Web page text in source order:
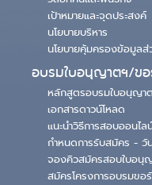
เป้าหมายและจุดประสงค์
นโยบายบริหาร
นโยบายคุ้มครองข้อมูล
อบรมใบอนุญาตฯ/ข
หลักสูตรอบรมใบอนุญาต
เอกสารดาวน์โหลด
แนะนำวิธีการสอบออนไล
กำหนดการรับสมัคร -
จองคิวสมัครสอบใบอนุ
สมัครโครงการอบรมขอ